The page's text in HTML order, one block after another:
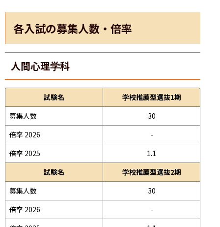
各入試の募集人数・倍率
人間心理学科
試験名
学校推薦型選抜1期
募集人数
30
倍率 2026
-
倍率 2025
1.1
試験名
学校推薦型選抜2期
募集人数
30
倍率 2026
-